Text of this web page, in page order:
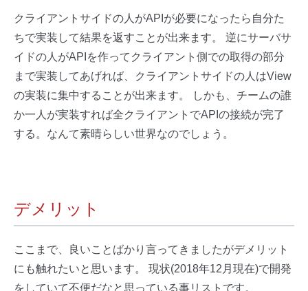
クライアントサイドの人がAPIが必要になったら自分た
ちで実装して結果を返すことが出来ます。 逆にサーバサ
イドの人がAPIを作ってクライアント側での取得の部分
まで実装してあげれば、クライアントサイドの人はView
の実装に集中することが出来ます。 しかも、チームの誰
か一人が実装すれば全クライアントでAPIの接続が完了
する。なんて素晴らしい世界なのでしょう。
デメリット
ここまで、良いことばかり言ってきましたがデメリット
にも触れたいと思います。 現状(2018年12月現在)で開発
をしていて不便だなと思っている事リストです。